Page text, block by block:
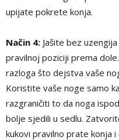
upijate pokrete konja.
Način 4: Jašite bez
pravilnoj poziciji prema
razloga što dejstva vaše
Koristite vaše noge samo
razgraničiti to da noga
bolje sjedili u sedlu.
kukovi pravilno prate konja